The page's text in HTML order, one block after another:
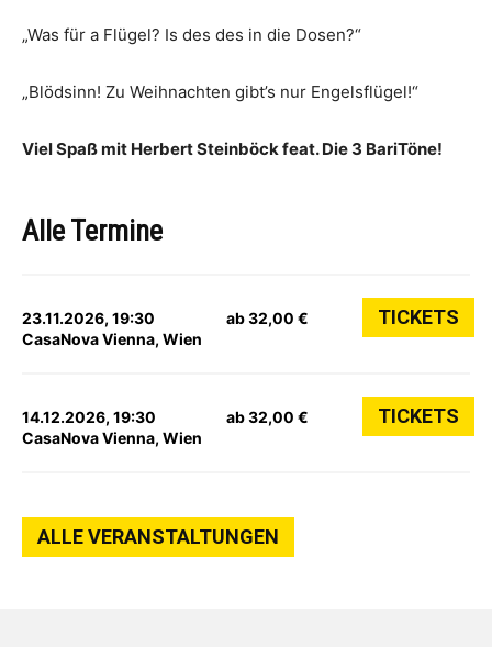
„Was für a Flügel? Is des des in die Dosen?“
„Blödsinn! Zu Weihnachten gibt’s nur Engelsflügel!“
Viel Spaß mit Herbert Steinböck feat. Die 3 BariTöne!
Alle Termine
23.11.2026, 19:30
CasaNova Vienna, Wien
ab 32,00 € TICKETS
14.12.2026, 19:30
CasaNova Vienna, Wien
ab 32,00 € TICKETS
ALLE VERANSTALTUNGEN